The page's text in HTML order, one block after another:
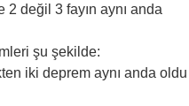
değil 3 fayın aynı anda
şu şekilde:
iki deprem aynı anda oldu